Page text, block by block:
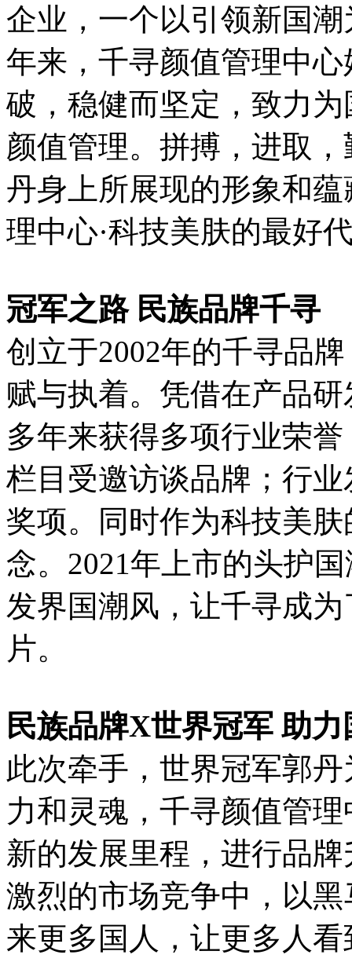
企业，一个以引领新国
年来，千寻颜值管理中
破，稳健而坚定，致力
颜值管理。拼搏，进取
丹身上所展现的形象和
理中心·科技美肤的最好
冠军之路 民族品牌千寻
创立于2002年的千寻品
赋与执着。凭借在产品
多年来获得多项行业荣
栏目受邀访谈品牌；行
奖项。同时作为科技美
念。2021年上市的头护
发界国潮风，让千寻成
片。
民族品牌X世界冠军 助
此次牵手，世界冠军郭
力和灵魂，千寻颜值管
新的发展里程，进行品
激烈的市场竞争中，以
来更多国人，让更多人